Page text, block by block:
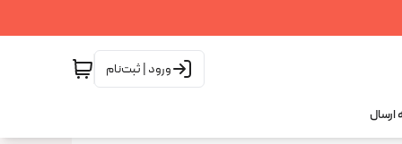
ورود | ثبت‌نام
ارسال